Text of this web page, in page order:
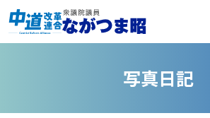
写真日記